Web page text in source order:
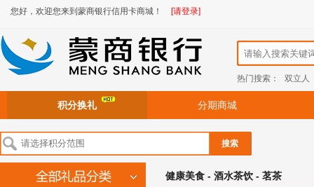
您好，欢迎您来到蒙商银行信用卡商城！ [请登录]
热门搜索： 双立人
积分换礼 分期商城
搜索
健康美食 - 酒水茶饮 - 茗茶